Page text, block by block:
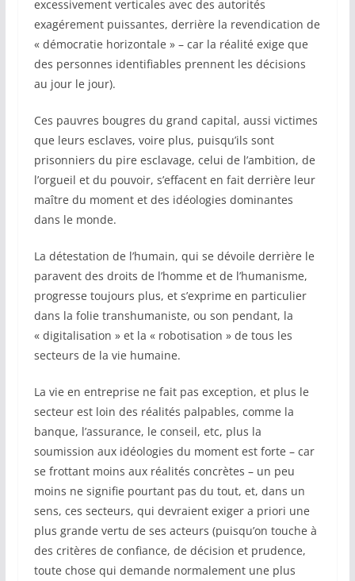
excessivement verticales avec des autorités
exagérement puissantes, derrière la revendication de
« démocratie horizontale » – car la réalité exige que
des personnes identifiables prennent les décisions
au jour le jour).
Ces pauvres bougres du grand capital, aussi victimes
que leurs esclaves, voire plus, puisqu’ils sont
prisonniers du pire esclavage, celui de l’ambition, de
l’orgueil et du pouvoir, s’effacent en fait derrière leur
maître du moment et des idéologies dominantes
dans le monde.
La détestation de l’humain, qui se dévoile derrière le
paravent des droits de l’homme et de l’humanisme,
progresse toujours plus, et s’exprime en particulier
dans la folie transhumaniste, ou son pendant, la
« digitalisation » et la « robotisation » de tous les
secteurs de la vie humaine.
La vie en entreprise ne fait pas exception, et plus le
secteur est loin des réalités palpables, comme la
banque, l’assurance, le conseil, etc, plus la
soumission aux idéologies du moment est forte – car
se frottant moins aux réalités concrètes – un peu
moins ne signifie pourtant pas du tout, et, dans un
sens, ces secteurs, qui devraient exiger a priori une
plus grande vertu de ses acteurs (puisqu’on touche à
des critères de confiance, de décision et prudence,
toute chose qui demande normalement une plus